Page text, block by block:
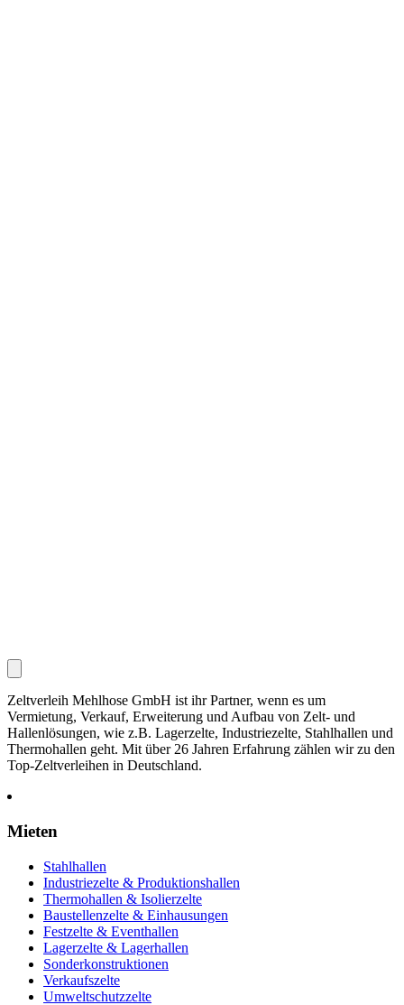
Zeltverleih Mehlhose GmbH ist ihr Partner, wenn es um
Vermietung, Verkauf, Erweiterung und Aufbau von Zelt- und
Hallenlösungen, wie z.B. Lagerzelte, Industriezelte, Stahlhallen und
Thermohallen geht. Mit über 26 Jahren Erfahrung zählen wir zu den
Top-Zeltverleihen in Deutschland.
Mieten
Stahlhallen
Industriezelte & Produktionshallen
Thermohallen & Isolierzelte
Baustellenzelte & Einhausungen
Festzelte & Eventhallen
Lagerzelte & Lagerhallen
Sonderkonstruktionen
Verkaufszelte
Umweltschutzzelte